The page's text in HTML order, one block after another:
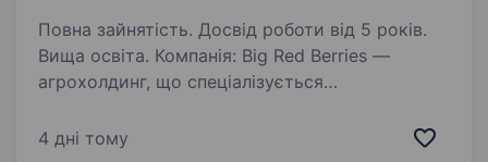
Повна зайнятість. Досвід роботи від 5 років.
Вища освіта. Компанія: Big Red Berries —
агрохолдинг, що спеціалізується
Сторінка компанії:
4 дні тому